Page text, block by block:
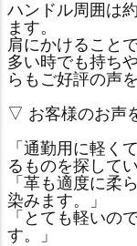
ハンドル周囲は
ます。
肩にかけること
多い時でも持ち
らもご好評の声
▽ お客様のお声
「通勤用に軽く
るものを探して
「革も適度に柔
染みます。」
「とても軽いの
す。」